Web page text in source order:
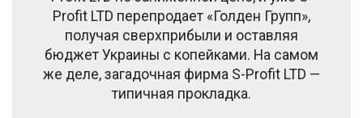
Profit LTD перепродает «Голден Групп»,
получая сверхприбыли и оставляя
бюджет Украины с копейками. На самом
же деле, загадочная фирма S-Profit LTD —
типичная прокладка.